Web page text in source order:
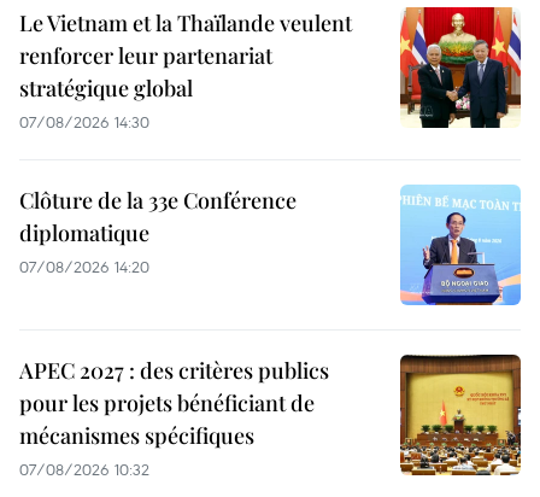
Le Vietnam et la Thaïlande veulent
renforcer leur partenariat
stratégique global
07/08/2026 14:30
Clôture de la 33e Conférence
diplomatique
07/08/2026 14:20
APEC 2027 : des critères publics
pour les projets bénéficiant de
mécanismes spécifiques
07/08/2026 10:32